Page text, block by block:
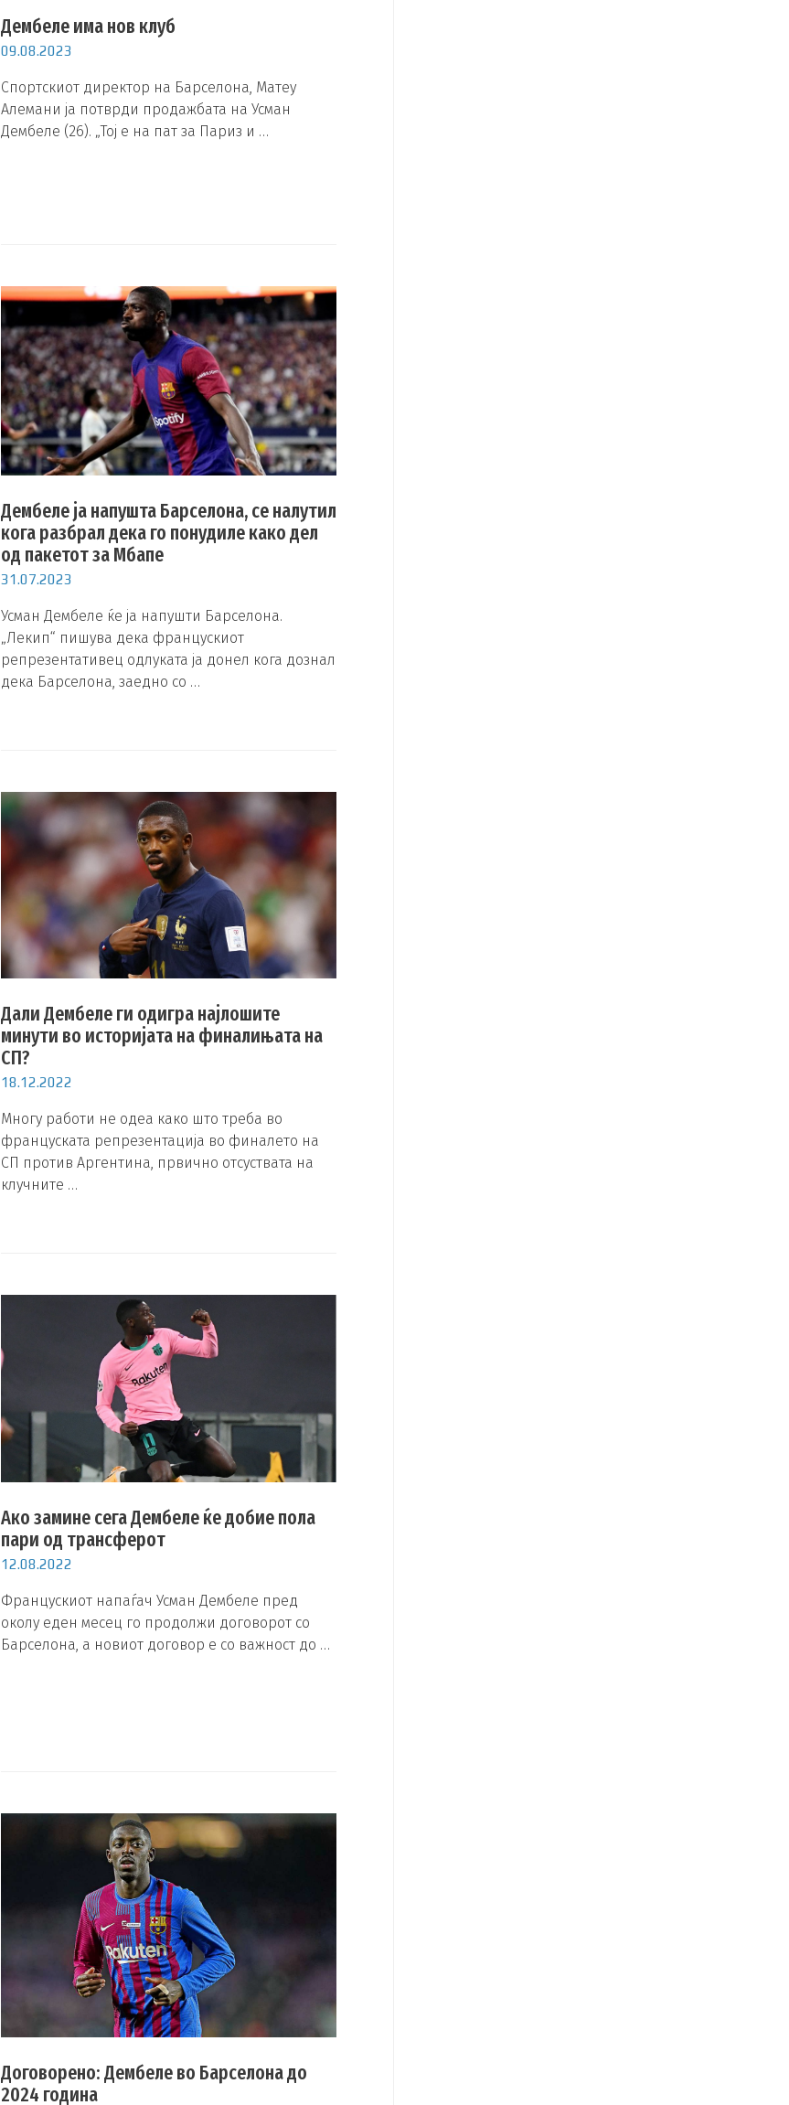
Дембеле има нов клуб
09.08.2023
Спортскиот директор на Барселона, Матеу
Алемани ја потврди продажбата на Усман
Дембеле (26). „Тој е на пат за Париз и …
Дембеле ја напушта Барселона, се налутил
кога разбрал дека го понудиле како дел
од пакетот за Мбапе
31.07.2023
Усман Дембеле ќе ја напушти Барселона.
„Лекип“ пишува дека францускиот
репрезентативец одлуката ја донел кога дознал
дека Барселона, заедно со …
Дали Дембеле ги одигра најлошите
минути во историјата на финалињата на
СП?
18.12.2022
Многу работи не одеа како што треба во
француската репрезентација во финалето на
СП против Аргентина, првично отсуствата на
клучните …
Ако замине сега Дембеле ќе добие пола
пари од трансферот
12.08.2022
Францускиот напаѓач Усман Дембеле пред
околу еден месец го продолжи договорот со
Барселона, а новиот договор е со важност до …
Договорено: Дембеле во Барселона до
2024 година